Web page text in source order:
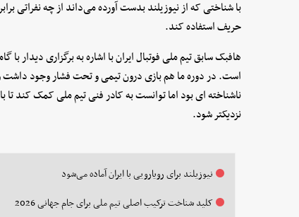
با شناختی که از نیوزیلند بدست آورده می‌داند از چه نفراتی
حریف استفاده کند.
هافبک سابق تیم ملی فوتبال ایران با اشاره به برگزاری دیدار با
است. در دوره ما هم بازی درون تیمی و تحت فشار وجود داشت
ناشناخته ای بود اما توانست به کادر فنی تیم ملی کمک کند تا
نزدیکتر شود.
نیوزیلند برای رویارویی با ایران آماده می‌شود
کلید شناخت ترکیب اصلی تیم ملی برای جام جهانی 2026